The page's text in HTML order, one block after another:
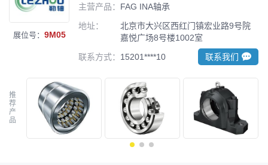
展位号： 9M05
主营产品： FAG INA轴承
地址：
北京市大兴区西红门镇宏业路9号院
嘉悦广场8号楼1002室
联系方式： 15201****10 联系我们
推
荐
产
品